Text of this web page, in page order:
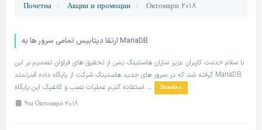
Почетна Акции и промоции Октомври 2018
ارتقا دیتابیس تمامی سرور ها به MariaDB
با سلام خدمت کاربران عزیز ساران هاستینگ پس از تحقیق های فراوان تصمیم بر این
گرفته شد که در سرور های جدید هاستینگ شرکت از پایگاه داده قدرتمند MariaDB
استفاده کنیم عملیات نصب و کانفیگ این پایگاه ...
Повеќе »
9та Октомври 2018